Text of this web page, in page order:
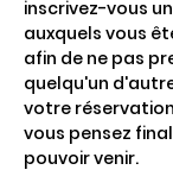
inscrivez-vous
auxquels vous
afin de ne pas
quelqu'un
votre
vous pensez
pouvoir venir.